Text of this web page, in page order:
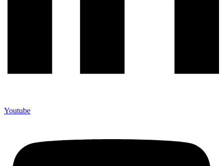
Youtube